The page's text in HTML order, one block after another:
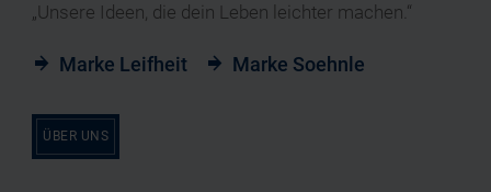
„Unsere Ideen, die dein Leben leichter machen.“
Marke Leifheit Marke Soehnle
ÜBER UNS